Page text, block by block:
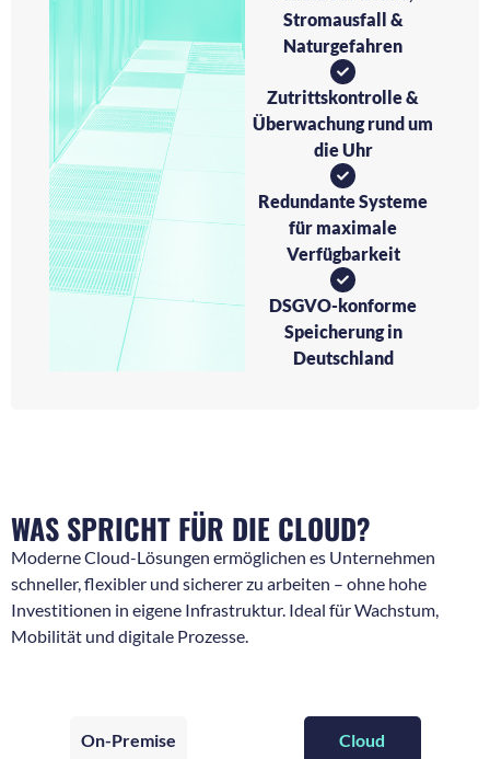
Stromausfall &
Naturgefahren
Zutrittskontrolle &
Überwachung rund um
die Uhr
Redundante Systeme
für maximale
Verfügbarkeit
DSGVO-konforme
Speicherung in
Deutschland
WAS SPRICHT FÜR DIE CLOUD?
Moderne Cloud-Lösungen ermöglichen es Unternehmen
schneller, flexibler und sicherer zu arbeiten – ohne hohe
Investitionen in eigene Infrastruktur. Ideal für Wachstum,
Mobilität und digitale Prozesse.
On-Premise Cloud